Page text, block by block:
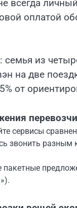
всегда
оплатой
из
на две
от
сервисы
звонить
пакетные